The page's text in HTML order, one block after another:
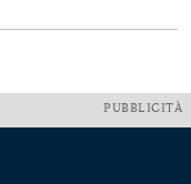
PUBBLICITÀ